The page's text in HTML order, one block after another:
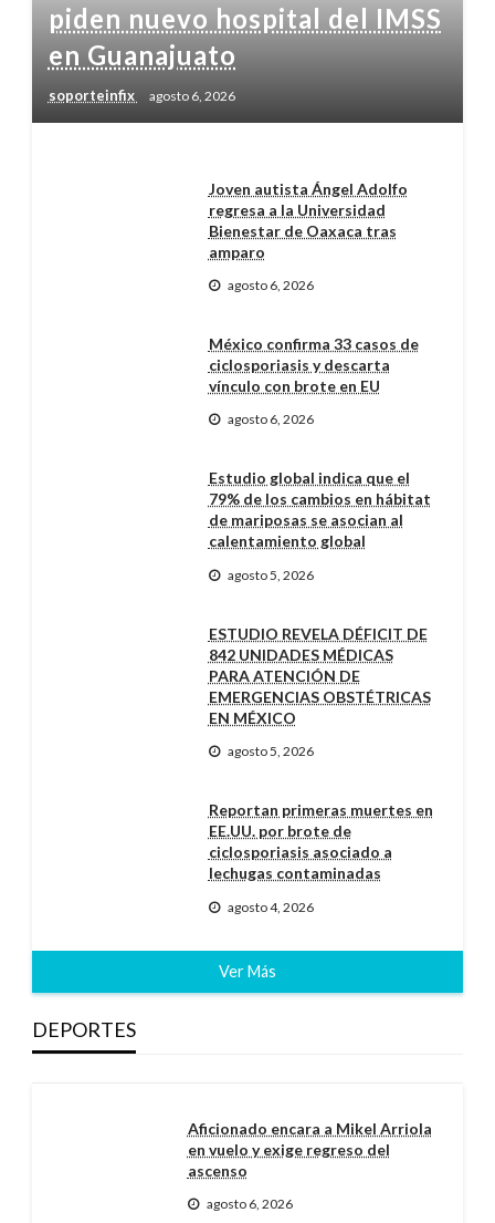
piden nuevo hospital del IMSS
en Guanajuato
soporteinfix agosto 6, 2026
Joven autista Ángel Adolfo
regresa a la Universidad
Bienestar de Oaxaca tras
amparo
agosto 6, 2026
México confirma 33 casos de
ciclosporiasis y descarta
vínculo con brote en EU
agosto 6, 2026
Estudio global indica que el
79% de los cambios en hábitat
de mariposas se asocian al
calentamiento global
agosto 5, 2026
ESTUDIO REVELA DÉFICIT DE
842 UNIDADES MÉDICAS
PARA ATENCIÓN DE
EMERGENCIAS OBSTÉTRICAS
EN MÉXICO
agosto 5, 2026
Reportan primeras muertes en
EE.UU. por brote de
ciclosporiasis asociado a
lechugas contaminadas
agosto 4, 2026
Ver Más
DEPORTES
Aficionado encara a Mikel Arriola
en vuelo y exige regreso del
ascenso
agosto 6, 2026